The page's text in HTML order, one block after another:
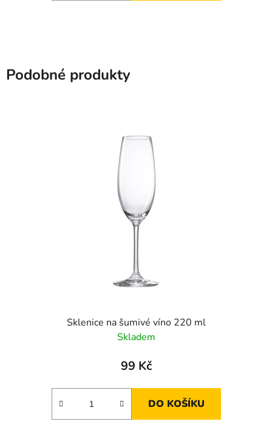
Podobné produkty
Sklenice na šumivé víno 220 ml
Skladem
99 Kč
DO KOŠÍKU